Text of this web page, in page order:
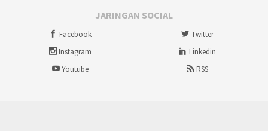
JARINGAN SOCIAL
Facebook
Twitter
Instagram
Linkedin
Youtube
RSS